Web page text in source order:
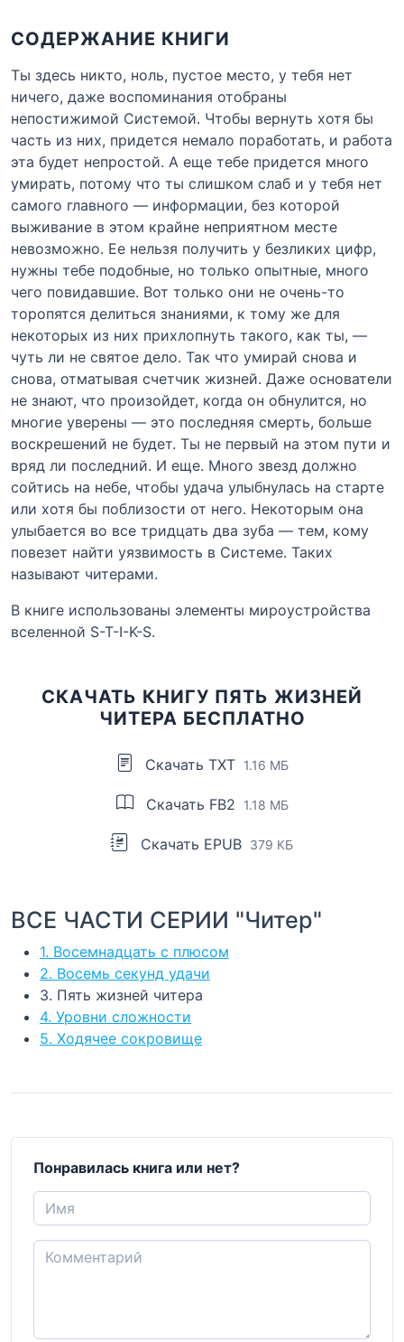
СОДЕРЖАНИЕ КНИГИ
Ты здесь никто, ноль, пустое место, у тебя нет
ничего, даже воспоминания отобраны
непостижимой Системой. Чтобы вернуть хотя бы
часть из них, придется немало поработать, и работа
эта будет непростой. А еще тебе придется много
умирать, потому что ты слишком слаб и у тебя нет
самого главного — информации, без которой
выживание в этом крайне неприятном месте
невозможно. Ее нельзя получить у безликих цифр,
нужны тебе подобные, но только опытные, много
чего повидавшие. Вот только они не очень-то
торопятся делиться знаниями, к тому же для
некоторых из них прихлопнуть такого, как ты, —
чуть ли не святое дело. Так что умирай снова и
снова, отматывая счетчик жизней. Даже основатели
не знают, что произойдет, когда он обнулится, но
многие уверены — это последняя смерть, больше
воскрешений не будет. Ты не первый на этом пути и
вряд ли последний. И еще. Много звезд должно
сойтись на небе, чтобы удача улыбнулась на старте
или хотя бы поблизости от него. Некоторым она
улыбается во все тридцать два зуба — тем, кому
повезет найти уязвимость в Системе. Таких
называют читерами.
В книге использованы элементы мироустройства
вселенной S-T-I-K-S.
СКАЧАТЬ КНИГУ ПЯТЬ ЖИЗНЕЙ
ЧИТЕРА БЕСПЛАТНО
Скачать TXT 1.16 МБ
Скачать FB2 1.18 МБ
Скачать EPUB 379 КБ
ВСЕ ЧАСТИ СЕРИИ "Читер"
1. Восемнадцать с плюсом
2. Восемь секунд удачи
3. Пять жизней читера
4. Уровни сложности
5. Ходячее сокровище
Понравилась книга или нет?